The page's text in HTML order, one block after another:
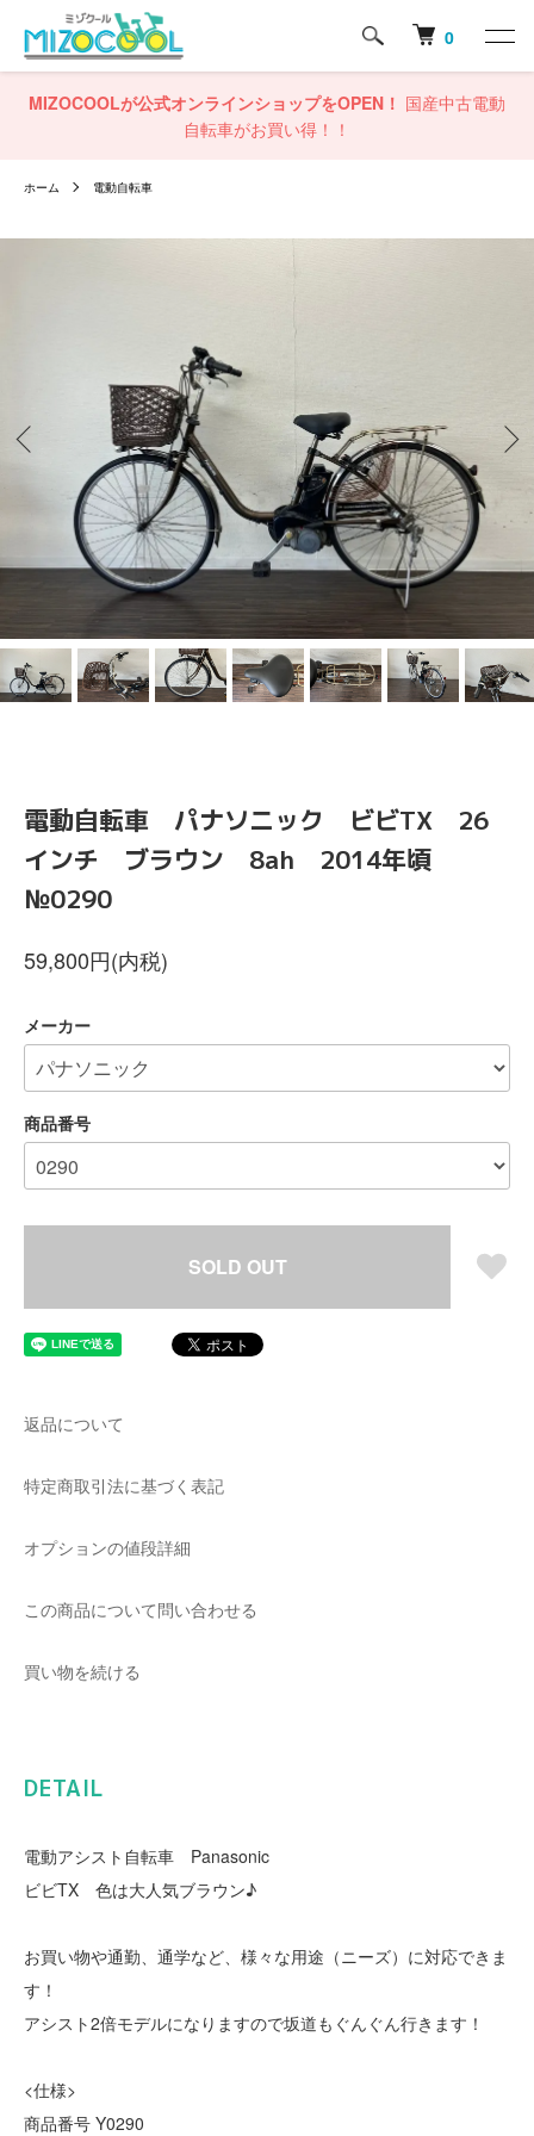
0
MIZOCOOLが公式オンラインショップをOPEN！ 国産中古電動
自転車がお買い得！！
ホーム 電動自転車
電動自転車 パナソニック ビビTX 26
インチ ブラウン 8ah 2014年頃
№0290
59,800円(内税)
メーカー
商品番号
SOLD OUT
返品について
特定商取引法に基づく表記
オプションの値段詳細
この商品について問い合わせる
買い物を続ける
DETAIL
電動アシスト自転車 Panasonic
ビビTX 色は大人気ブラウン♪
お買い物や通勤、通学など、様々な用途（ニーズ）に対応できま
す！
アシスト2倍モデルになりますので坂道もぐんぐん行きます！
<仕様>
商品番号 Y0290